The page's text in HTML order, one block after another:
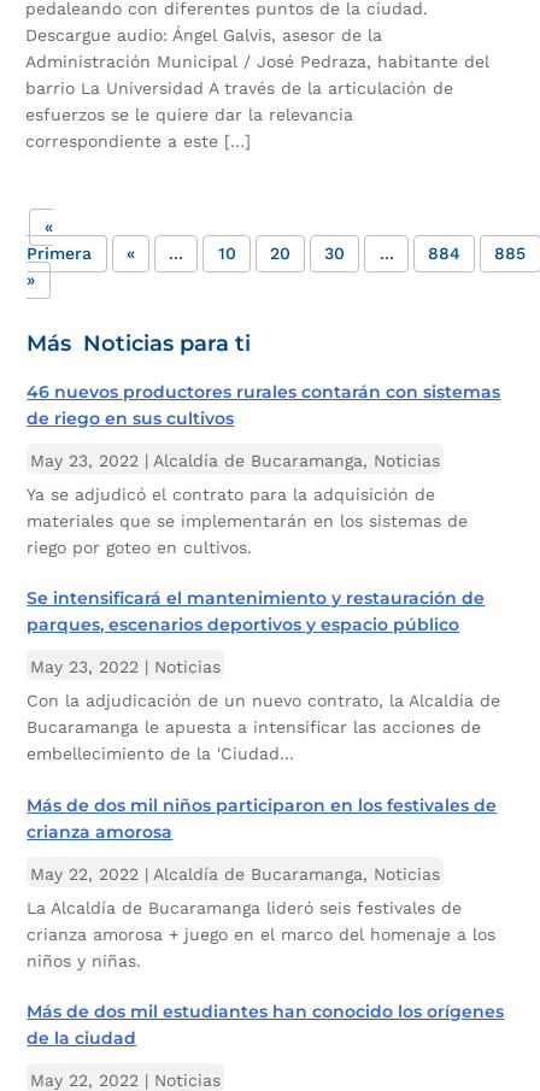
pedaleando con diferentes puntos de la ciudad.
Descargue audio: Ángel Galvis, asesor de la
Administración Municipal / José Pedraza, habitante del
barrio La Universidad A través de la articulación de
esfuerzos se le quiere dar la relevancia
correspondiente a este […]
«
Primera
« ... 10 20 30 ... 884
885
»
Más Noticias para ti
46 nuevos productores rurales contarán con sistemas
de riego en sus cultivos
May 23, 2022 |Alcaldía de Bucaramanga, Noticias
Ya se adjudicó el contrato para la adquisición de
materiales que se implementarán en los sistemas de
riego por goteo en cultivos.
Se intensificará el mantenimiento y restauración de
parques, escenarios deportivos y espacio público
May 23, 2022 | Noticias
Con la adjudicación de un nuevo contrato, la Alcaldía de
Bucaramanga le apuesta a intensificar las acciones de
embellecimiento de la 'Ciudad...
Más de dos mil niños participaron en los festivales de
crianza amorosa
May 22, 2022 | Alcaldía de Bucaramanga, Noticias
La Alcaldía de Bucaramanga lideró seis festivales de
crianza amorosa + juego en el marco del homenaje a los
niños y niñas.
Más de dos mil estudiantes han conocido los orígenes
de la ciudad
May 22, 2022 | Noticias